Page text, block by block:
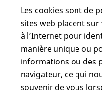
Les cookies sont de
sites web placent
à l’Internet pour
manière unique ou
informations ou des
navigateur, ce qui
souvenir de vous